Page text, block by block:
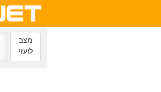
מצב
לועזי